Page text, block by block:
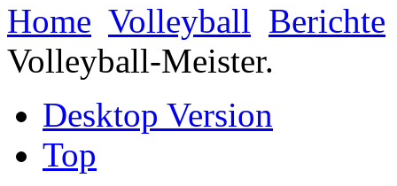
Home Volleyball Berichte
Volleyball-Meister.
Desktop Version
Top